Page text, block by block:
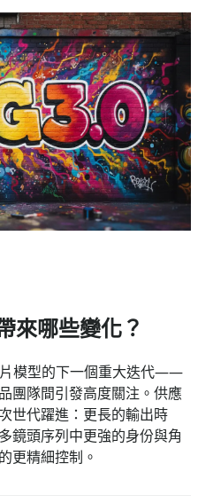
來哪些變化？
模型的下一個重大迭代——
團隊間引發高度關注。供應
世代躍進：更長的輸出時
鏡頭序列中更強的身份與角
更精細控制。